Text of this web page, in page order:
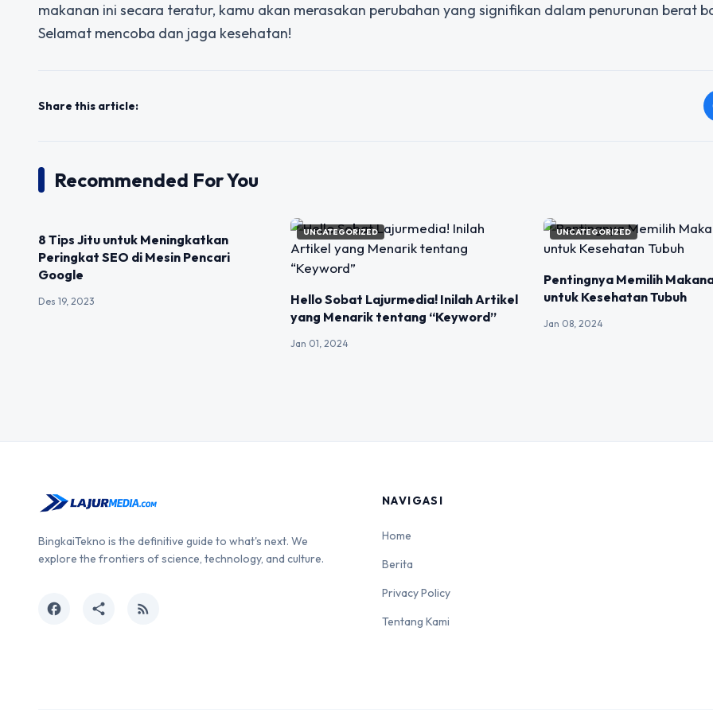
makanan ini secara teratur, kamu akan merasakan perubahan yang signifikan dalam penurunan berat
Selamat mencoba dan jaga kesehatan!
Share this article:
Recommended For You
8 Tips Jitu untuk Meningkatkan
Peringkat SEO di Mesin Pencari
Google
Des 19, 2023
UNCATEGORIZED
Hello Sobat Lajurmedia! Inilah Artikel
yang Menarik tentang “Keyword”
Jan 01, 2024
UNCATEGORIZED
Pentingnya Memilih
untuk Kesehatan Tubuh
Jan 08, 2024
BingkaiTekno is the definitive guide to what's next. We
explore the frontiers of science, technology, and culture.
facebook share rss_feed
NAVIGASI
Home
Berita
Privacy Policy
Tentang Kami